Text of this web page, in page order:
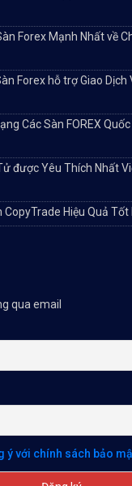
Forex Mạnh Nhất về
Forex hỗ trợ Giao Dịch
Các Sàn FOREX
được Yêu Thích Nhất
CopyTrade Hiệu Quả Tốt
qua email
ý với chính sách bảo